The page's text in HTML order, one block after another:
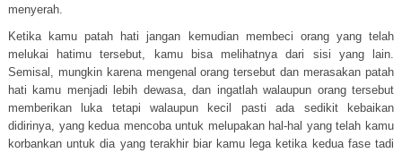
menyerah.
Ketika kamu patah hati jangan kemudian membeci orang yang telah
melukai hatimu tersebut, kamu bisa melihatnya dari sisi yang lain.
Semisal, mungkin karena mengenal orang tersebut dan merasakan patah
hati kamu menjadi lebih dewasa, dan ingatlah walaupun orang tersebut
memberikan luka tetapi walaupun kecil pasti ada sedikit kebaikan
didirinya, yang kedua mencoba untuk melupakan hal-hal yang telah kamu
korbankan untuk dia yang terakhir biar kamu lega ketika kedua fase tadi